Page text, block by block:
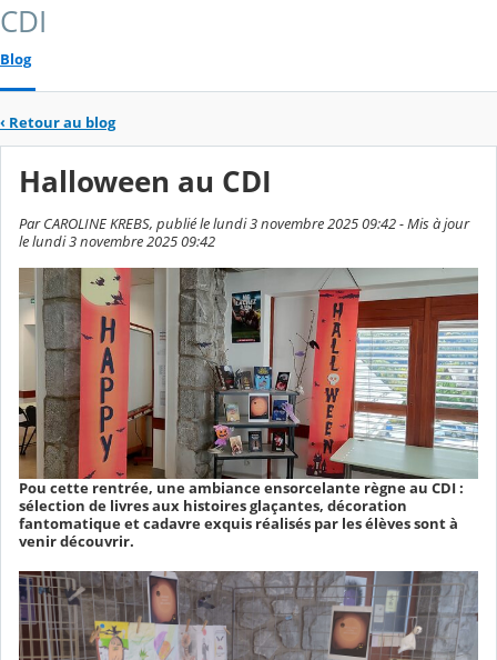
CDI
Blog
‹ Retour au blog
Halloween au CDI
Par CAROLINE KREBS, publié le lundi 3 novembre 2025 09:42 - Mis à jour
le lundi 3 novembre 2025 09:42
Pou cette rentrée, une ambiance ensorcelante règne au CDI :
sélection de livres aux histoires glaçantes, décoration
fantomatique et cadavre exquis réalisés par les élèves sont à
venir découvrir.